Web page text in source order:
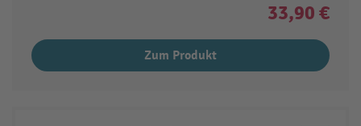
33,90 €
Zum Produkt